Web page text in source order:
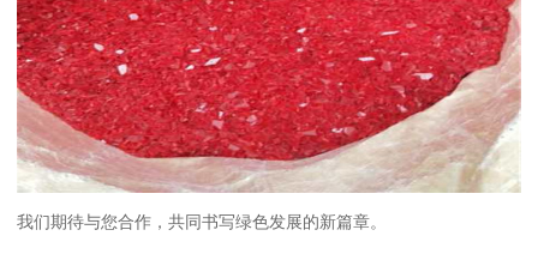
我们期待与您合作，共同书写绿色发展的新篇章。